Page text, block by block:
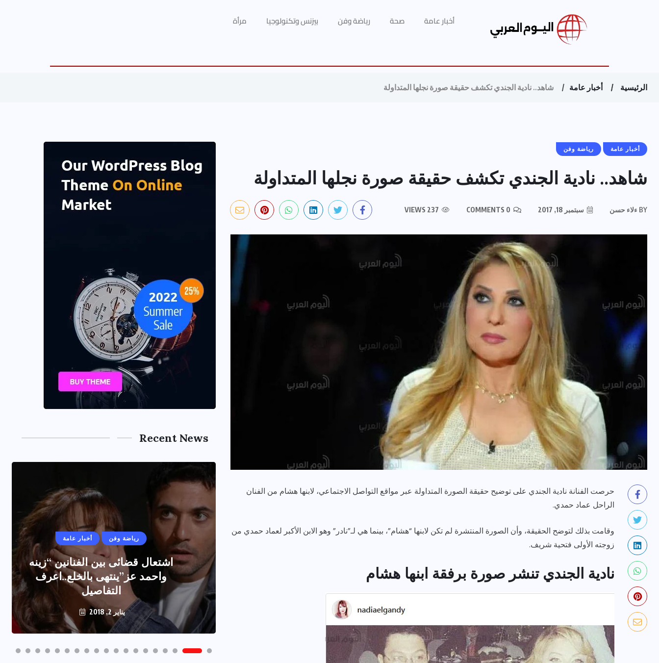
أخبار عامة صحة رياضة وفن بيزنس وتكنولوجيا مرأة
الرئيسية أخبار عامة شاهد.. نادية الجندي تكشف حقيقة صورة نجلها المتداولة
أخبار عامة رياضة وفن
شاهد.. نادية الجندي تكشف حقيقة صورة نجلها المتداولة
BY ءلاء حسن سبتمبر 18, 2017
حرصت الفنانة نادية الجندي على توضيح حقيقة الصورة المتداولة عبر مواقع التواصل الاجتماعي، لابنها هشام من الفنان
الراحل عماد حمدي.
وقامت بذلك لتوضح الحقيقة، وأن الصورة المنتشرة لم تكن لابنها “هشام”، بينما هي لـ”نادر” وهو الابن الأكبر لعماد حمدي من
زوجته الأولى فتحية شريف.
نادية الجندي تنشر صورة برفقة ابنها هشام
Recent News
أخبار عامة رياضة وفن
اشتعال قضائى بين الفنانين “زينه
واحمد عز”ينتهى بالخلع..اعرف
التفاصيل
يناير 2, 2018
اعتزالها الفن
ديسمبر 26, 2017
الفنانه”شيرين رضا” مع سمر
يسرى..فما هى؟
نجوم